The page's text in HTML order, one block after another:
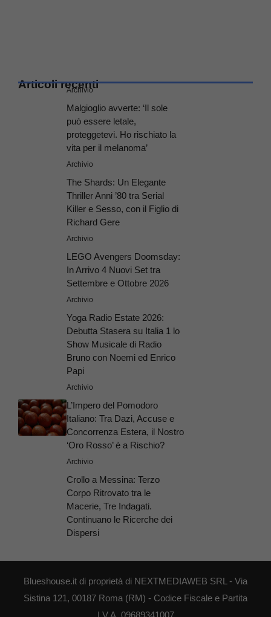
Articoli recenti
Archivio
Malgioglio avverte: ‘Il sole
può essere letale,
proteggetevi. Ho rischiato la
vita per il melanoma’
Archivio
The Shards: Un Elegante
Thriller Anni ’80 tra Serial
Killer e Sesso, con il Figlio di
Richard Gere
Archivio
LEGO Avengers Doomsday:
In Arrivo 4 Nuovi Set tra
Settembre e Ottobre 2026
Archivio
Yoga Radio Estate 2026:
Debutta Stasera su Italia 1 lo
Show Musicale di Radio
Bruno con Noemi ed Enrico
Papi
Archivio
L’Impero del Pomodoro
Italiano: Tra Dazi, Accuse e
Concorrenza Estera, il Nostro
‘Oro Rosso’ è a Rischio?
Archivio
Crollo a Messina: Terzo
Corpo Ritrovato tra le
Macerie, Tre Indagati.
Continuano le Ricerche dei
Dispersi
Blueshouse.it di proprietà di NEXTMEDIAWEB SRL - Via
Sistina 121, 00187 Roma (RM) - Codice Fiscale e Partita
I.V.A. 09689341007